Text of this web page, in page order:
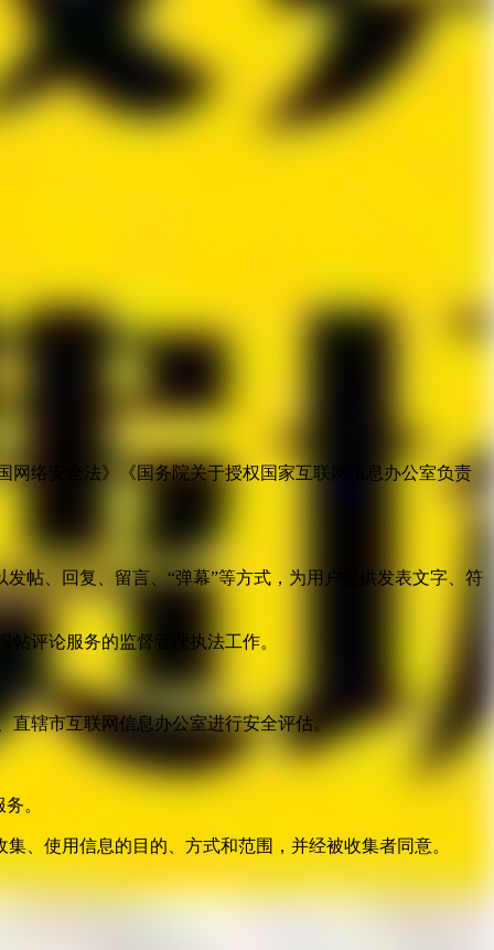
络安全法》《国务院关于授权国家互联网信息办公室负责
帖、回复、留言、“弹幕”等方式，为用户提供发表文字、符
评论服务的监督管理执法工作。
直辖市互联网信息办公室进行安全评估。
。
、使用信息的目的、方式和范围，并经被收集者同意。